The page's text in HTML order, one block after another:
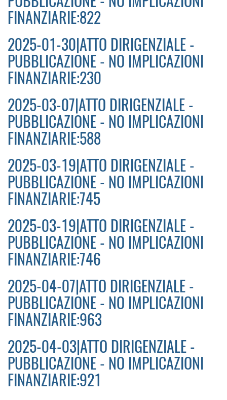
FINANZIARIE:822
2025-01-30|ATTO DIRIGENZIALE -
PUBBLICAZIONE - NO IMPLICAZIONI
FINANZIARIE:230
2025-03-07|ATTO DIRIGENZIALE -
PUBBLICAZIONE - NO IMPLICAZIONI
FINANZIARIE:588
2025-03-19|ATTO DIRIGENZIALE -
PUBBLICAZIONE - NO IMPLICAZIONI
FINANZIARIE:745
2025-03-19|ATTO DIRIGENZIALE -
PUBBLICAZIONE - NO IMPLICAZIONI
FINANZIARIE:746
2025-04-07|ATTO DIRIGENZIALE -
PUBBLICAZIONE - NO IMPLICAZIONI
FINANZIARIE:963
2025-04-03|ATTO DIRIGENZIALE -
PUBBLICAZIONE - NO IMPLICAZIONI
FINANZIARIE:921